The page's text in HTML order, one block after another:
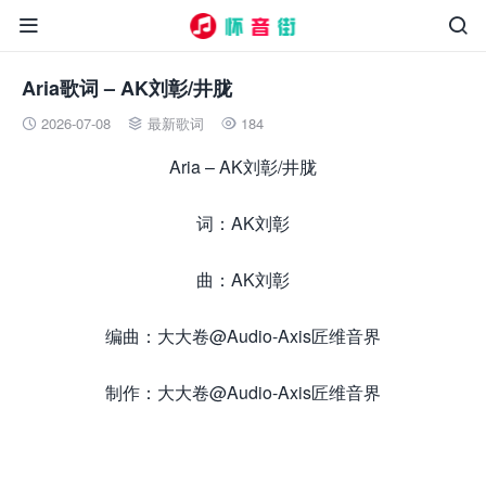


Aria歌词 – AK刘彰/井胧
 2026-07-08  最新歌词  184
Aria – AK刘彰/井胧
词：AK刘彰
曲：AK刘彰
编曲：大大卷@Audio-Axis匠维音界
制作：大大卷@Audio-Axis匠维音界